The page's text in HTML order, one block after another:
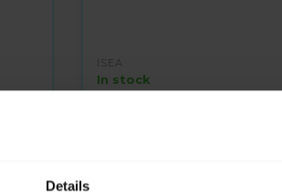
Details
ISEA
In stock